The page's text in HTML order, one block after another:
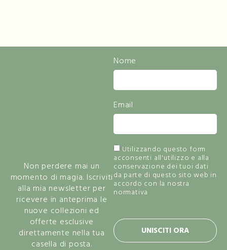
Non perdere mai un
momento di magia. Iscriviti
alla mia newsletter per
ricevere in anteprima le
nuove collezioni ed
offerte esclusive
direttamente nella tua
casella di posta.
Nome
Email
Utilizzando questo form
acconsenti all'utilizzo e alla
conservazione dei tuoi dati
da parte di questo sito web in
accordo con la nostra
normativa
UNISCITI ORA